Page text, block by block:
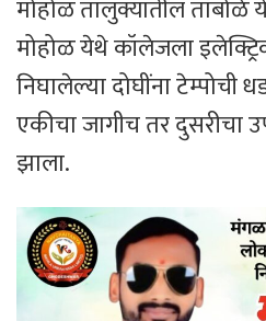
ok p
p
मोहोळ तालुक्यातील तांबोळे
मोहोळ येथे कॉलेजला
निघालेल्या दोघींना
एकीचा जागीच तर दुसरीचा
झाला.